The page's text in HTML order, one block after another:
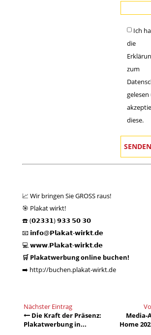
Ich
die
zum
gelesen
diese.
📈 Wir bringen Sie GROSS raus!
🎯 Plakat wirkt!
☎️ (𝟬𝟮𝟯𝟯𝟭) 𝟵𝟯𝟯 𝟱𝟬 𝟯𝟬
📧 𝗶𝗻𝗳𝗼@𝗣𝗹𝗮𝗸𝗮𝘁-𝘄𝗶𝗿𝗸𝘁.𝗱𝗲
💻𝘄𝘄𝘄.𝗣𝗹𝗮𝗸𝗮𝘁-𝘄𝗶𝗿𝗸𝘁.𝗱𝗲
🛒 Plakatwerbung online buchen!
➡️ http://buchen.plakat-wirkt.de
Nächster Eintrag
Die Kraft der Präsenz:
Plakatwerbung in...
Media-
Home